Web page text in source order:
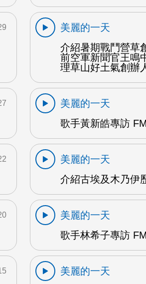
美麗的一天
介紹暑期戰鬥營草
前空軍新聞官王鳴
理草山好土氣創辦
美麗的一天
歌手黃新皓專訪
美麗的一天
介紹古埃及木乃伊
美麗的一天
歌手林希子專訪
美麗的一天